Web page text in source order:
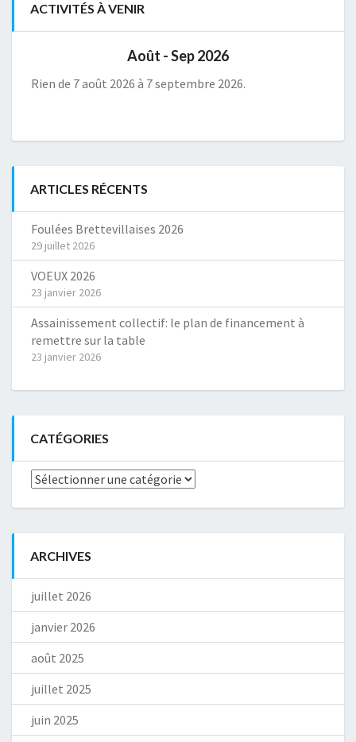
ACTIVITÉS À VENIR
Août - Sep 2026
Rien de 7 août 2026 à 7 septembre 2026.
ARTICLES RÉCENTS
Foulées Brettevillaises 2026
29 juillet 2026
VOEUX 2026
23 janvier 2026
Assainissement collectif: le plan de financement à
remettre sur la table
23 janvier 2026
CATÉGORIES
Catégories
ARCHIVES
juillet 2026
janvier 2026
août 2025
juillet 2025
juin 2025